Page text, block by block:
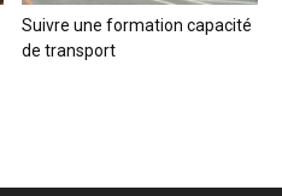
Suivre une formation capacité
de transport